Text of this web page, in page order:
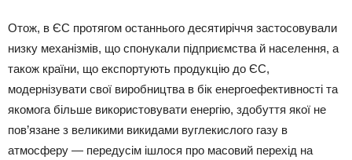
Отож, в ЄС протягом останнього десятиріччя застосовували
низку механізмів, що спонукали підприємства й населення, а
також країни, що експортують продукцію до ЄС,
модернізувати свої виробництва в бік енергоефективності та
якомога більше використовувати енергію, здобуття якої не
пов’язане з великими викидами вуглекислого газу в
атмосферу — передусім ішлося про масовий перехід на